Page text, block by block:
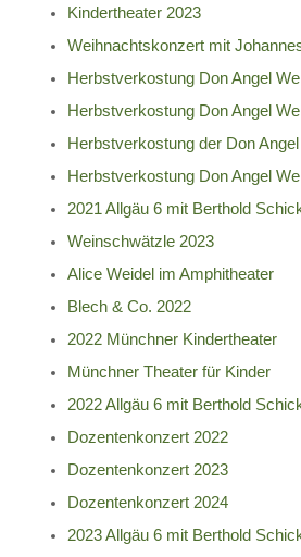
Kindertheater 2023
Weihnachtskonzert mit
Herbstverkostung Don Angel
Herbstverkostung Don Angel
Herbstverkostung der Don
Herbstverkostung Don Angel
2021 Allgäu 6 mit Berthold
Weinschwätzle 2023
Alice Weidel im Amphitheater
Blech & Co. 2022
2022 Münchner Kindertheater
Münchner Theater für Kinder
2022 Allgäu 6 mit Berthold
Dozentenkonzert 2022
Dozentenkonzert 2023
Dozentenkonzert 2024
2023 Allgäu 6 mit Berthold